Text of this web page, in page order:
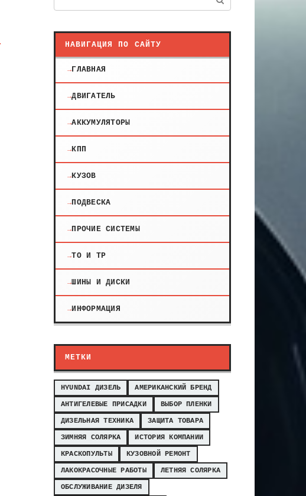
НАВИГАЦИЯ ПО САЙТУ
ГЛАВНАЯ
ДВИГАТЕЛЬ
АККУМУЛЯТОРЫ
КПП
КУЗОВ
ПОДВЕСКА
ПРОЧИЕ СИСТЕМЫ
ТО И ТР
ШИНЫ И ДИСКИ
ИНФОРМАЦИЯ
МЕТКИ
HYUNDAI ДИЗЕЛЬ
АМЕРИКАНСКИЙ БРЕНД
АНТИГЕЛЕВЫЕ ПРИСАДКИ
ВЫБОР ПЛЕНКИ
ДИЗЕЛЬНАЯ ТЕХНИКА
ЗАЩИТА ТОВАРА
ЗИМНЯЯ СОЛЯРКА
ИСТОРИЯ КОМПАНИИ
КРАСКОПУЛЬТЫ
КУЗОВНОЙ РЕМОНТ
ЛАКОКРАСОЧНЫЕ РАБОТЫ
ЛЕТНЯЯ СОЛЯРКА
ОБСЛУЖИВАНИЕ ДИЗЕЛЯ